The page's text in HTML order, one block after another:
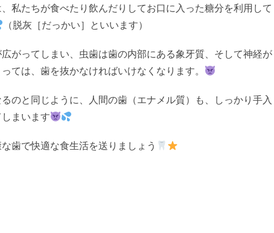
私たちが食べたり飲んだりしてお口に入った糖分を利用して
（脱灰［だっかい］といいます）
がってしまい、虫歯は歯の内部にある象牙質、そして神経が
ては、歯を抜かなければいけなくなります。
のと同じように、人間の歯（エナメル質）も、しっかり手入
まいます
歯で快適な食生活を送りましょう